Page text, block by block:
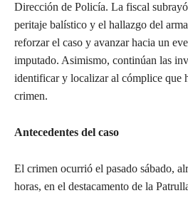
Dirección de Policía. La fiscal
peritaje balístico y el hallazgo del
reforzar el caso y avanzar hacia un
imputado. Asimismo, continúan las
identificar y localizar al cómplice que
crimen.
Antecedentes del caso
El crimen ocurrió el pasado sábado,
horas, en el destacamento de la